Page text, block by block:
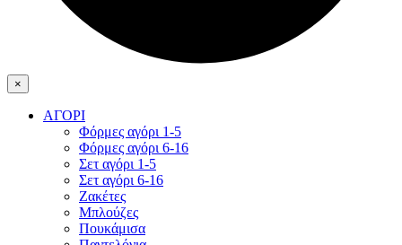
×
ΑΓΟΡΙ
Φόρμες αγόρι 1-5
Φόρμες αγόρι 6-16
Σετ αγόρι 1-5
Σετ αγόρι 6-16
Ζακέτες
Μπλούζες
Πουκάμισα